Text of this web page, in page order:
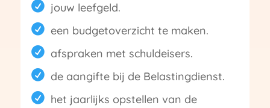
jouw leefgeld.
een budgetoverzicht te maken.
afspraken met schuldeisers.
de aangifte bij de Belastingdienst.
het jaarlijks opstellen van de